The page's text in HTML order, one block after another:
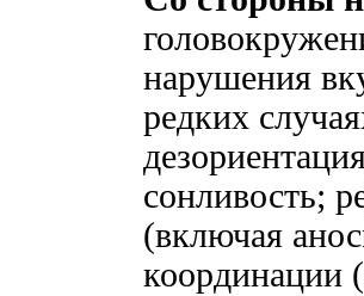
нарушения
редких
сонливость;
(включая
координации